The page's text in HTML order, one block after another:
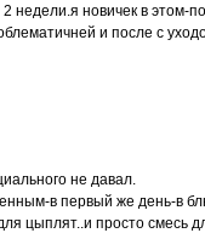
2 недели.я новичек в этом-
и после с
не давал.
в первый же день-в
цыплят..и просто смесь